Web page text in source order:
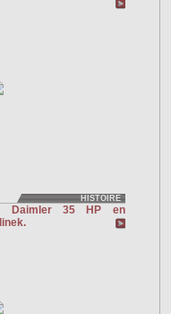
HISTOIRE
Daimler 35 HP en